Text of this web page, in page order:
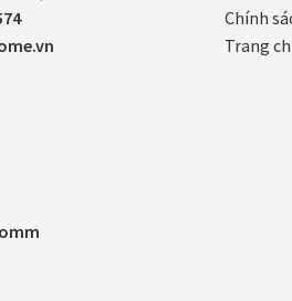
Chính
Trang